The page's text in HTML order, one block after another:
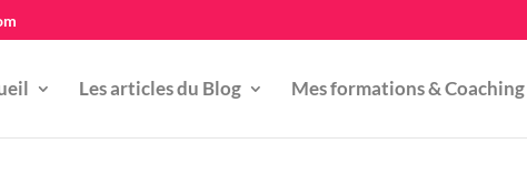
Les articles du Blog Mes formations & Coaching